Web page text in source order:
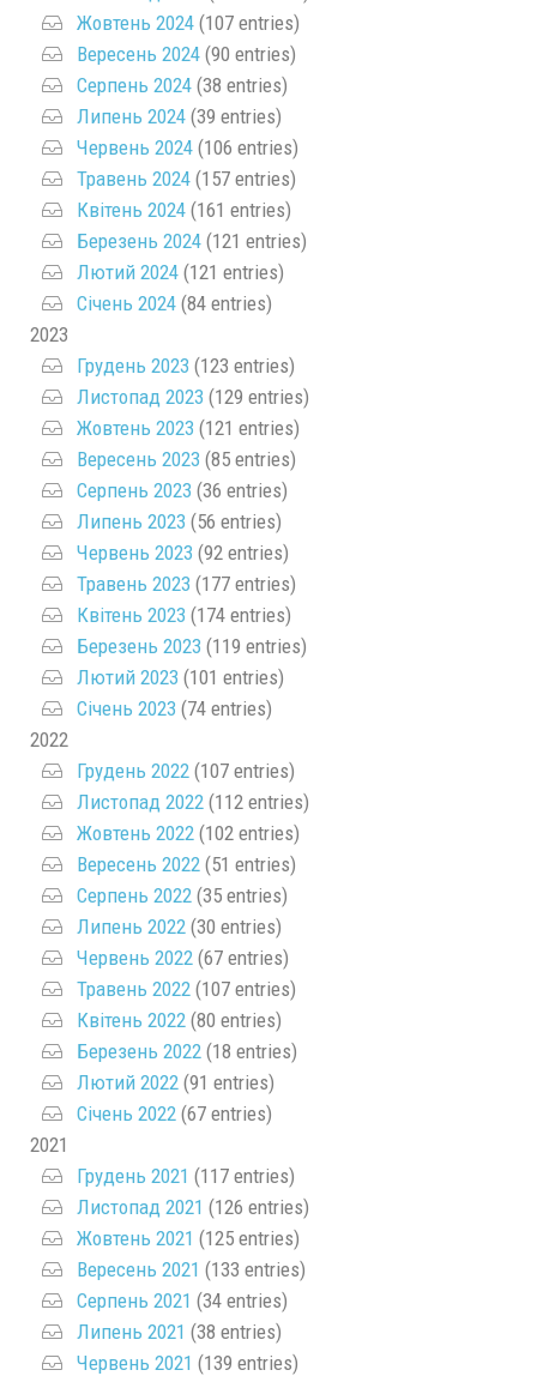
Жовтень 2024 (107 entries)
Вересень 2024 (90 entries)
Серпень 2024 (38 entries)
Липень 2024 (39 entries)
Червень 2024 (106 entries)
Травень 2024 (157 entries)
Квітень 2024 (161 entries)
Березень 2024 (121 entries)
Лютий 2024 (121 entries)
Січень 2024 (84 entries)
2023
Грудень 2023 (123 entries)
Листопад 2023 (129 entries)
Жовтень 2023 (121 entries)
Вересень 2023 (85 entries)
Серпень 2023 (36 entries)
Липень 2023 (56 entries)
Червень 2023 (92 entries)
Травень 2023 (177 entries)
Квітень 2023 (174 entries)
Березень 2023 (119 entries)
Лютий 2023 (101 entries)
Січень 2023 (74 entries)
2022
Грудень 2022 (107 entries)
Листопад 2022 (112 entries)
Жовтень 2022 (102 entries)
Вересень 2022 (51 entries)
Серпень 2022 (35 entries)
Липень 2022 (30 entries)
Червень 2022 (67 entries)
Травень 2022 (107 entries)
Квітень 2022 (80 entries)
Березень 2022 (18 entries)
Лютий 2022 (91 entries)
Січень 2022 (67 entries)
2021
Грудень 2021 (117 entries)
Листопад 2021 (126 entries)
Жовтень 2021 (125 entries)
Вересень 2021 (133 entries)
Серпень 2021 (34 entries)
Липень 2021 (38 entries)
Червень 2021 (139 entries)